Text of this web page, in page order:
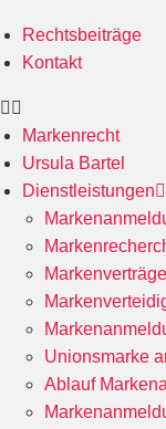
Rechtsbeiträge
Kontakt
Markenrecht
Ursula Bartel
Dienstleistungen
Markenverträge
Unionsmarke
Ablauf